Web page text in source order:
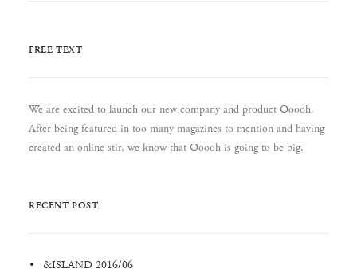
FREE TEXT
We are excited to launch our new company and product Ooooh.
After being featured in too many magazines to mention and having
created an online stir, we know that Ooooh is going to be big.
RECENT POST
&ISLAND 2016/06